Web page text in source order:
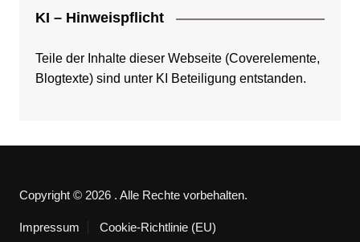
KI – Hinweispflicht
Teile der Inhalte dieser Webseite (Coverelemente,
Blogtexte) sind unter KI Beteiligung entstanden.
Copyright © 2026 . Alle Rechte vorbehalten.
Impressum Cookie-Richtlinie (EU)